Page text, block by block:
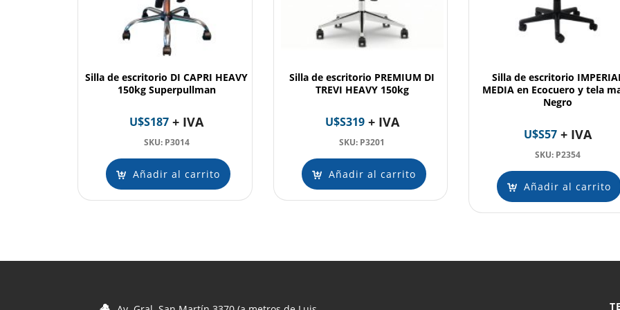
Silla de escritorio DI CAPRI HEAVY
150kg Superpullman
U$S187 + IVA
SKU: P3014
Añadir al carrito
Silla de escritorio PREMIUM DI
TREVI HEAVY 150kg
U$S319+ IVA
SKU: P3201
Añadir al carrito
Silla de escritorio
MEDIA en Ecocuero y tela
Negro
U$S57+ IVA
SKU: P2354
Añadir al carrito